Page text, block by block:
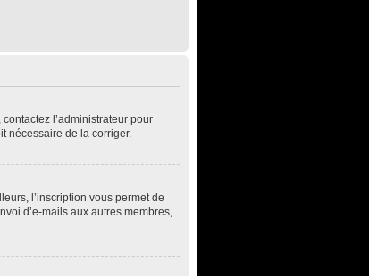
l’administrateur pour
nécessaire de la corriger.
l’inscription vous permet de
d’e-mails aux autres membres,